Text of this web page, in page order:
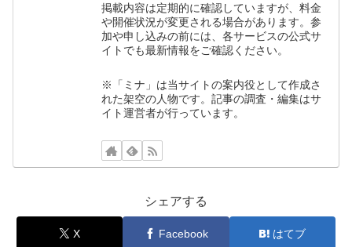
掲載内容は定期的に確認していますが、料金
や開催状況が変更される場合があります。参
加や申し込みの前には、各サービスの公式サ
イトでも最新情報をご確認ください。
※「ミナ」は当サイトの案内役として作成さ
れた架空の人物です。記事の調査・編集はサ
イト運営者が行っています。
シェアする
X Facebook はてブ